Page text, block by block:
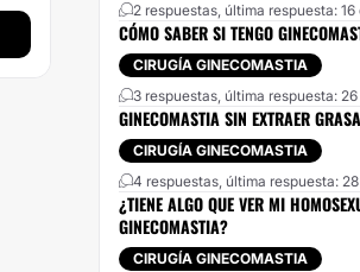
2 respuestas, última respuesta: 16
CÓMO SABER SI TENGO
CIRUGÍA GINECOMASTIA
3 respuestas, última respuesta:
GINECOMASTIA SIN EXTRAER GRASA
CIRUGÍA GINECOMASTIA
4 respuestas, última respuesta:
¿TIENE ALGO QUE VER MI
GINECOMASTIA?
CIRUGÍA GINECOMASTIA